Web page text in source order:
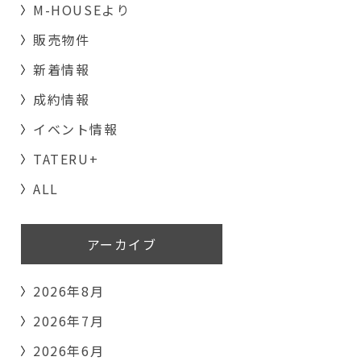
M-HOUSEより
販売物件
新着情報
成約情報
イベント情報
TATERU+
ALL
アーカイブ
2026年8月
2026年7月
2026年6月